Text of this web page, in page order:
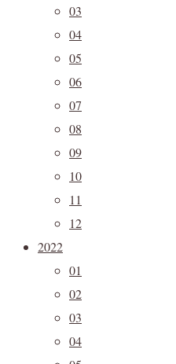
03
04
05
06
07
08
09
10
11
12
2022
01
02
03
04